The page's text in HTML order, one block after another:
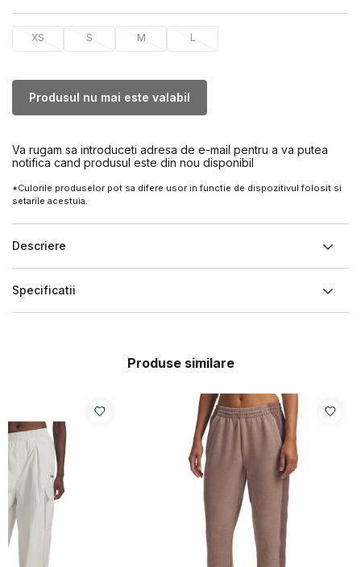
XS S M L
Produsul nu mai este valabil
Va rugam sa introduceti adresa de e-mail pentru a va putea
notifica cand produsul este din nou disponibil
*Culorile produselor pot sa difere usor in functie de dispozitivul folosit si
setarile acestuia.
Descriere
Specificatii
Produse similare